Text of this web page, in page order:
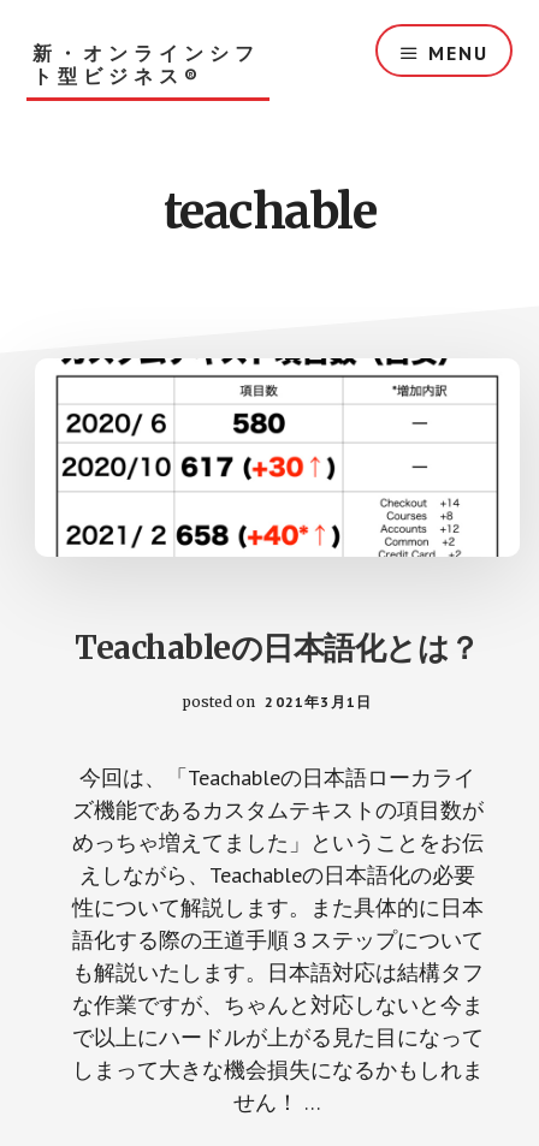
main
content
新・オンラインシフ
ト型ビジネス®︎
MENU
teachable
Teachableの日本語化とは？
posted on 2021年3月1日
今回は、「Teachableの日本語ローカライ
ズ機能であるカスタムテキストの項目数が
めっちゃ増えてました」ということをお伝
えしながら、Teachableの日本語化の必要
性について解説します。また具体的に日本
語化する際の王道手順３ステップについて
も解説いたします。日本語対応は結構タフ
な作業ですが、ちゃんと対応しないと今ま
で以上にハードルが上がる見た目になって
しまって大きな機会損失になるかもしれま
せん！ …